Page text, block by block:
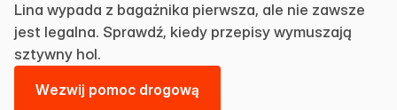
Lina wypada z bagażnika pierwsza, ale nie zawsze
jest legalna. Sprawdź, kiedy przepisy wymuszają
sztywny hol.
Wezwij pomoc drogową